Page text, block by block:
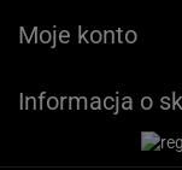
Moje konto
Informacja o